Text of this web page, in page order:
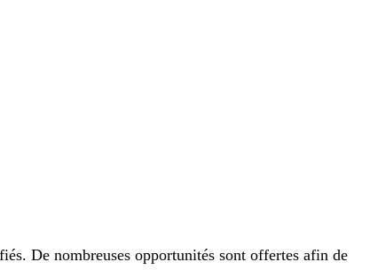
De nombreuses opportunités sont offertes afin de